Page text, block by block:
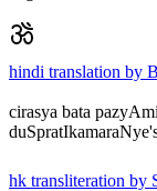
hindi translation by
cirasya bata
hk transliteration by